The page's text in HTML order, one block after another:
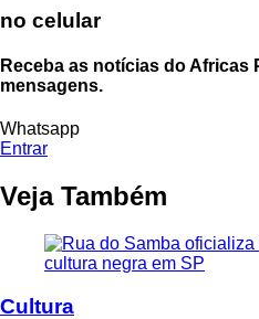
no celular
Receba as notícias do Africas
mensagens.
Whatsapp
Entrar
Veja Também
Cultura